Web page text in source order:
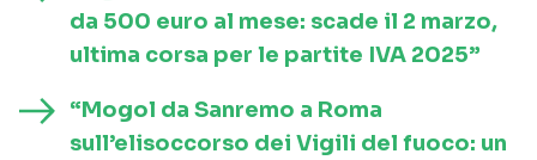
da 500 euro al mese: scade il 2 marzo,
ultima corsa per le partite IVA 2025”
“Mogol da Sanremo a Roma
sull’elisoccorso dei Vigili del fuoco: un